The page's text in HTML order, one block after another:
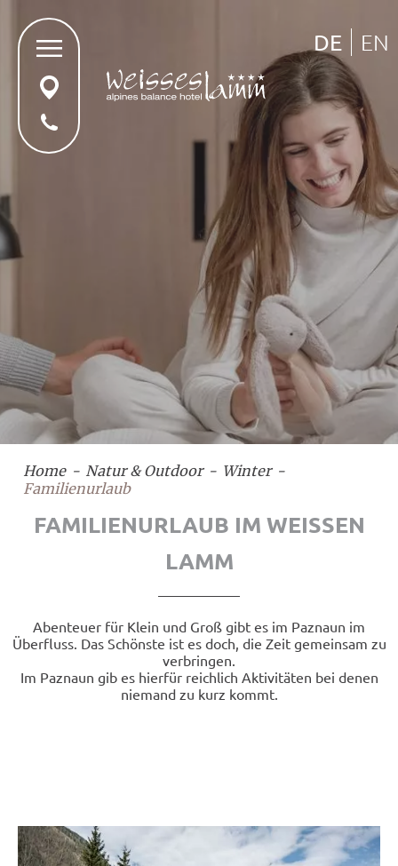
DE EN
Home Natur & Outdoor
Winter
Familienurlaub
FAMILIENURLAUB IM WEISSEN
LAMM
Abenteuer für Klein und Groß gibt es im Paznaun im
Überfluss. Das Schönste ist es doch, die Zeit gemeinsam zu
verbringen.
Im Paznaun gib es hierfür reichlich Aktivitäten bei denen
niemand zu kurz kommt.